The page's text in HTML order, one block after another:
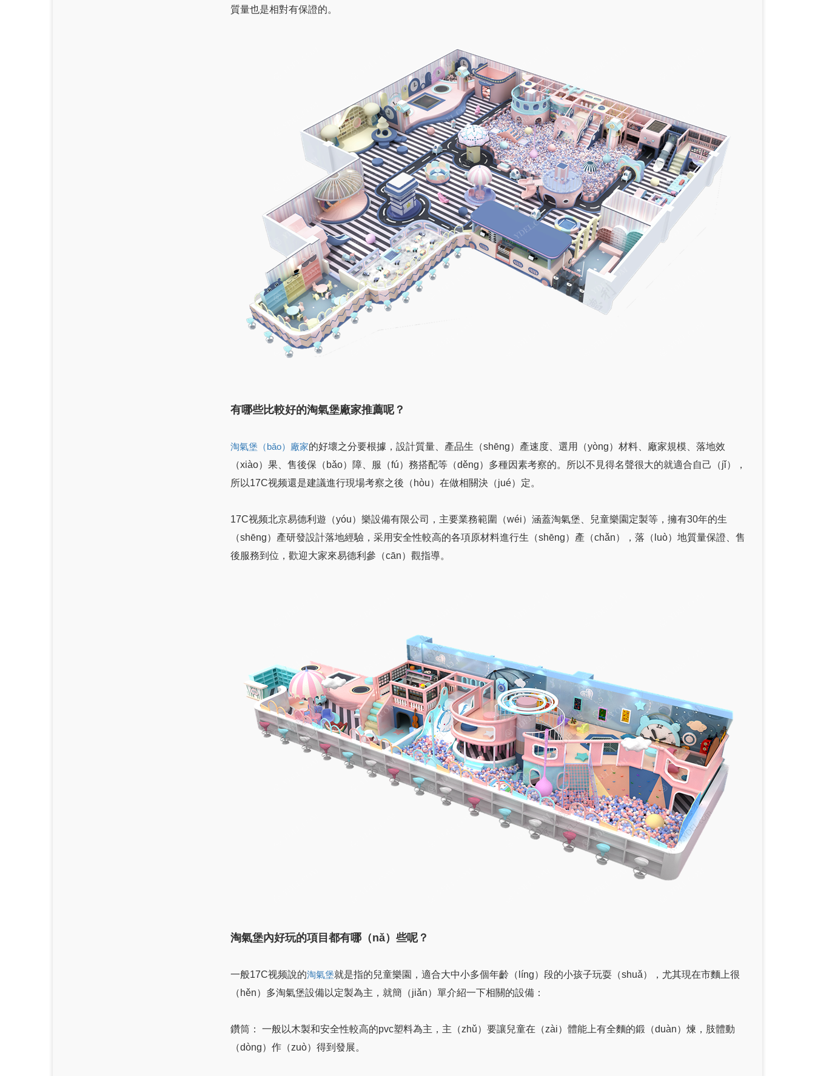
質量也是相對有保證的。
有哪些比較好的淘氣堡廠家推薦呢？
淘氣堡（bǎo）廠家的好壞之分要根據，設計質量、產品生（shēng）產速度、選用（yòng）材料、廠家規模、落地效
（xiào）果、售後保（bǎo）障、服（fú）務搭配等（děng）多種因素考察的。所以不見得名聲很大的就適合自己（jǐ），
所以17C视频還是建議進行現場考察之後（hòu）在做相關決（jué）定。
17C视频北京易德利遊（yóu）樂設備有限公司，主要業務範圍（wéi）涵蓋淘氣堡、兒童樂園定製等，擁有30年的生
（shēng）產研發設計落地經驗，采用安全性較高的各項原材料進行生（shēng）產（chǎn），落（luò）地質量保證、售
後服務到位，歡迎大家來易德利參（cān）觀指導。
淘氣堡內好玩的項目都有哪（nǎ）些呢？
一般17C视频說的淘氣堡就是指的兒童樂園，適合大中小多個年齡（líng）段的小孩子玩耍（shuǎ），尤其現在市麵上很
（hěn）多淘氣堡設備以定製為主，就簡（jiǎn）單介紹一下相關的設備：
鑽筒： 一般以木製和安全性較高的pvc塑料為主，主（zhǔ）要讓兒童在（zài）體能上有全麵的鍛（duàn）煉，肢體動
（dòng）作（zuò）得到發展。